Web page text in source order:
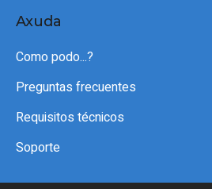
Axuda
Como podo...?
Preguntas frecuentes
Requisitos técnicos
Soporte